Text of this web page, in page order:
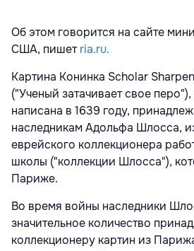
Об этом говорится на сайте
США, пишетria.ru.
Картина Конинка Scholar
("Ученый затачивает свое
написана в 1639 году,
наследникам Адольфа Шлосса,
еврейского коллекционера
школы ("коллекции Шлосса"),
Париже.
Во время войны наследники
значительное количество
коллекционеру картин из